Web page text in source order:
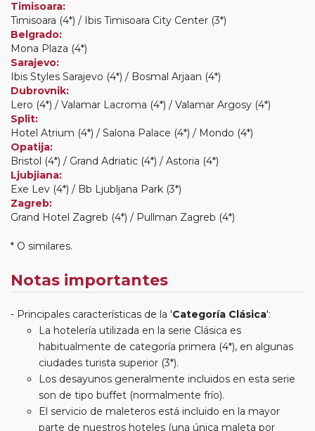
Timisoara:
Timisoara (4*) / Ibis Timisoara City Center (3*)
Belgrado:
Mona Plaza (4*)
Sarajevo:
Ibis Styles Sarajevo (4*) / Bosmal Arjaan (4*)
Dubrovnik:
Lero (4*) / Valamar Lacroma (4*) / Valamar Argosy (4*)
Split:
Hotel Atrium (4*) / Salona Palace (4*) / Mondo (4*)
Opatija:
Bristol (4*) / Grand Adriatic (4*) / Astoria (4*)
Ljubjiana:
Exe Lev (4*) / Bb Ljubljana Park (3*)
Zagreb:
Grand Hotel Zagreb (4*) / Pullman Zagreb (4*)
* O similares.
Notas importantes
Principales características de la 'Categoría Clásica':
La hotelería utilizada en la serie Clásica es
habitualmente de categoría primera (4*), en algunas
ciudades turista superior (3*).
Los desayunos generalmente incluidos en esta serie
son de tipo buffet (normalmente frío).
El servicio de maleteros está incluido en la mayor
parte de nuestros hoteles (una única maleta por